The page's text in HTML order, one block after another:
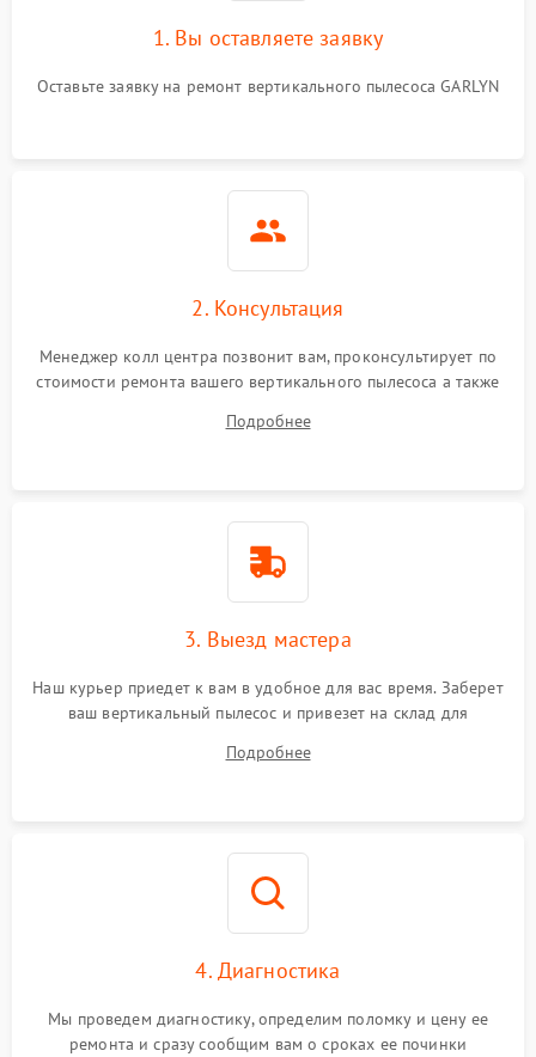
автоматического
отключения
1500 ₽ Подробнее →
1000 ₽
Повреждение внутренних
Поломка системы защиты
1. Вы оставляете заявку
Оставьте заявку на ремонт вертикального пылесоса GARLYN
2. Консультация
Менеджер колл центра позвонит вам, проконсультирует по
стоимости ремонта вашего вертикального пылесоса а также
Подробнее
3. Выезд мастера
Наш курьер приедет к вам в удобное для вас время. Заберет
ваш вертикальный пылесос и привезет на склад для
Подробнее
4. Диагностика
Мы проведем диагностику, определим поломку и цену ее
ремонта и сразу сообщим вам о сроках ее починки